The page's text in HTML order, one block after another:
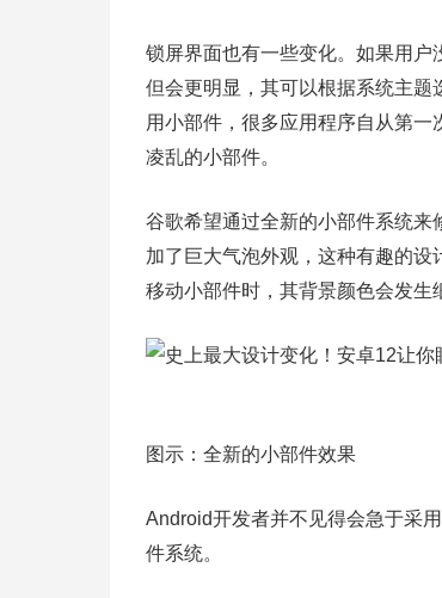
锁屏界面也有一些变化。如果用户
但会更明显，其可以根据系统主
用小部件，很多应用程序自从第
凌乱的小部件。
谷歌希望通过全新的小部件系统
加了巨大气泡外观，这种有趣的
移动小部件时，其背景颜色会发生
图示：全新的小部件效果
Android开发者并不见得会急于采
件系统。